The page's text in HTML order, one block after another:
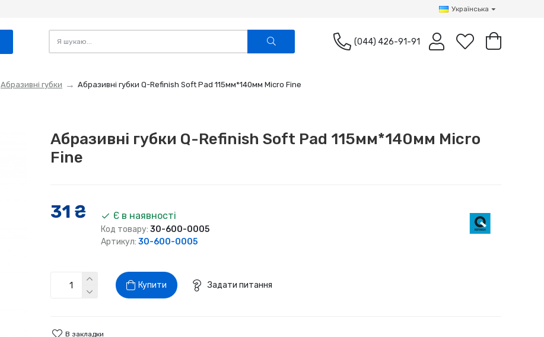
Українська
(044) 426-91-91
Абразивні губки Абразивні губки Q-Refinish Soft Pad 115мм*140мм Micro Fine
Абразивні губки Q-Refinish Soft Pad 115мм*140мм Micro
Fine
31 ₴ Є в наявності
Код товару: 30-600-0005
Артикул: 30-600-0005
Купити Задати питання
В закладки